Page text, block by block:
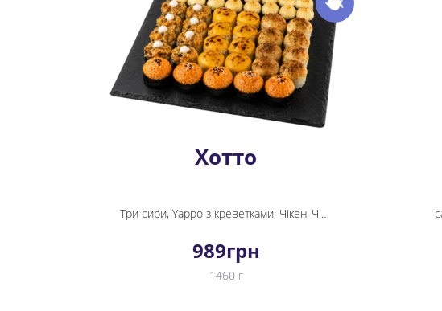
Хотто
Три сири, Yappo з креветками, Чікен-Чіз Хот міні рол, Крабік Хот міні рол, Фудзі, Теріякі Хот
989грн
1460 г